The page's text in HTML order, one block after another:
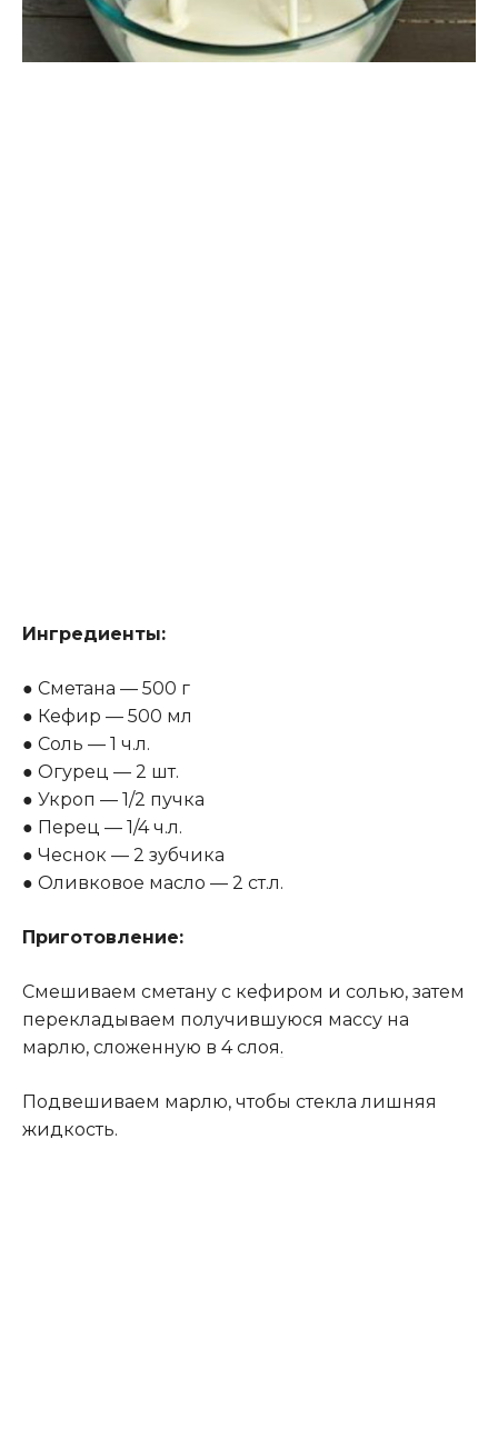
Ингредиенты:
● Сметана — 500 г
● Кефир — 500 мл
● Соль — 1 ч.л.
● Огурец — 2 шт.
● Укроп — 1/2 пучка
● Перец — 1/4 ч.л.
● Чеснок — 2 зубчика
● Оливковое масло — 2 ст.л.
Приготовление:
Смешиваем сметану с кефиром и солью, затем
перекладываем получившуюся массу на
марлю, сложенную в 4 слоя.
Подвешиваем марлю, чтобы стекла лишняя
жидкость.